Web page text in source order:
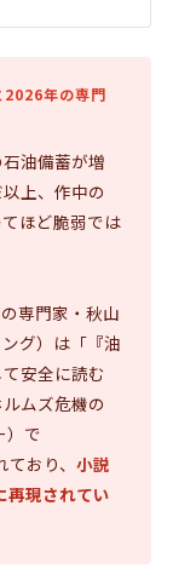
年の専門
油備蓄が増
上、作中の
ほど脆弱では
専門家・秋山
グ）は「『油
安全に読む
ムズ危機の
）で
ており、小説
再現されてい